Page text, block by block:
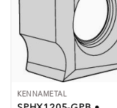
KENNAMETAL